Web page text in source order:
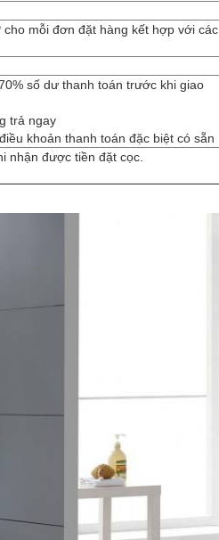
mỗi đơn đặt hàng kết hợp với các
số dư thanh toán trước khi giao
trả ngay
khoản thanh toán đặc biệt có sẵn
nhận được tiền đặt cọc.